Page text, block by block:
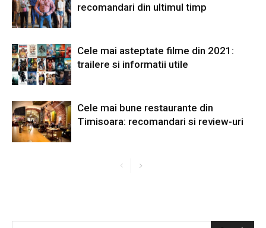
recomandari din ultimul timp
Cele mai asteptate filme din 2021:
trailere si informatii utile
Cele mai bune restaurante din
Timisoara: recomandari si review-uri